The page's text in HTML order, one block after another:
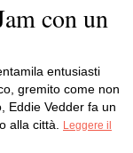
con un
entusiasti
gremito come non
Eddie Vedder fa un
alla città.
Leggere il